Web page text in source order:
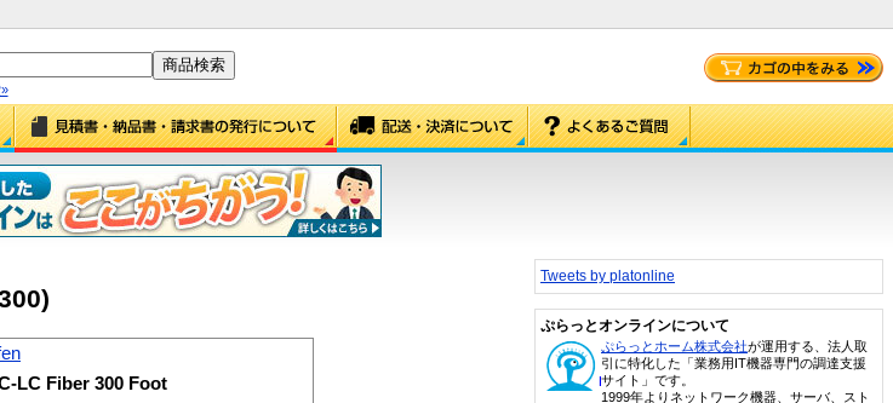
LC Fiber 300 Foot
Tweets by platonline
ぷらっとオンラインについて
ぷらっとホーム株式会社が運用する、法人取
引に特化した「業務用IT機器専門の調達支援
サイト」です。
1999年よりネットワーク機器、サーバ、スト